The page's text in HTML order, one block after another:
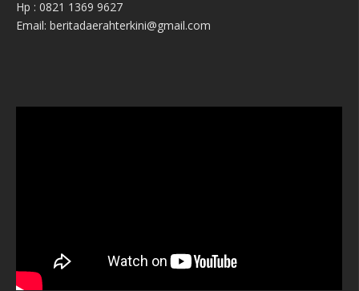
Hp : 0821 1369 9627
Email: beritadaerahterkini@gmail.com